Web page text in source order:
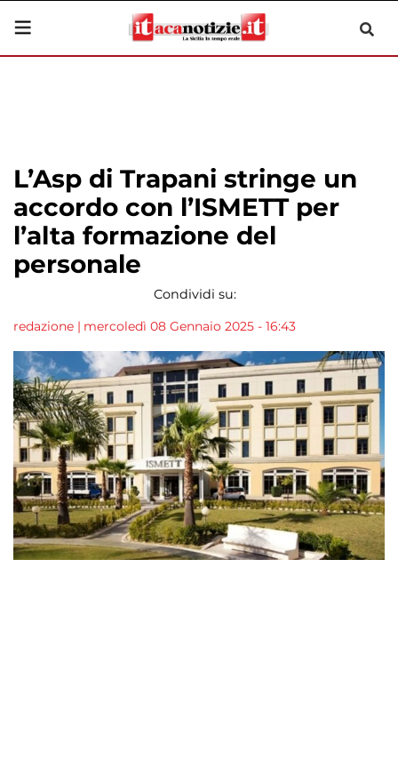
L’Asp di Trapani stringe un
accordo con l’ISMETT per
l’alta formazione del
personale
Condividi su:
redazione | mercoledì 08 Gennaio 2025 - 16:43